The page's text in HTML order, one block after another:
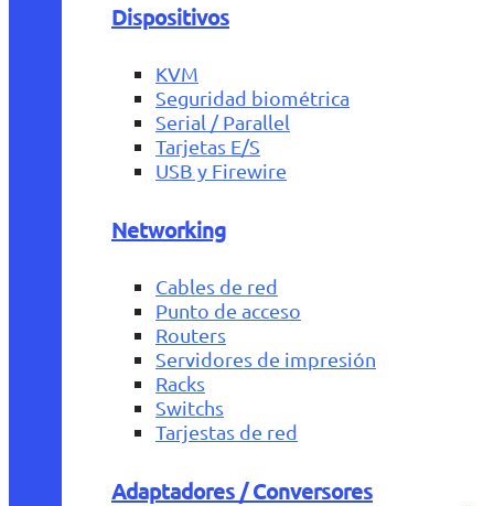
Dispositivos
KVM
Seguridad biométrica
Serial / Parallel
Tarjetas E/S
USB y Firewire
Networking
Cables de red
Punto de acceso
Routers
Servidores de impresión
Racks
Switchs
Tarjestas de red
Adaptadores / Conversores